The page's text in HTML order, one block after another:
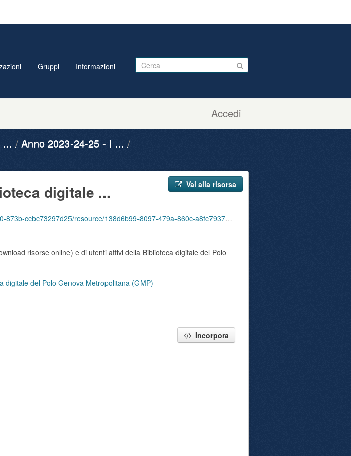
Accedi
Gruppi Informazioni
...
Anno 2023-24-25 - I ...
Vai alla risorsa
digitale ...
138d6b99-8097-479a-860c-a8fc793773e8/download/num_mov_digitali_01_202311.csv
risorse online) e di utenti attivi della Biblioteca digitale del Polo
digitale del Polo Genova Metropolitana (GMP)
Incorpora